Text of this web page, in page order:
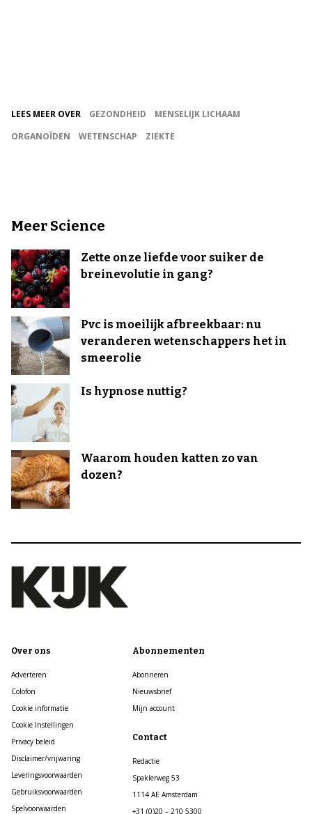
LEES MEER OVER GEZONDHEID
MENSELIJK LICHAAM
ORGANOÏDEN
WETENSCHAP ZIEKTE
Meer Science
Zette onze liefde voor suiker de
breinevolutie in gang?
Pvc is moeilijk afbreekbaar: nu
veranderen wetenschappers het in
smeerolie
Is hypnose nuttig?
Waarom houden katten zo van
dozen?
Over ons
Adverteren
Colofon
Cookie informatie
Cookie Instellingen
Privacy beleid
Disclaimer/vrijwaring
Leveringsvoorwaarden
Gebruiksvoorwaarden
Spelvoorwaarden
Abonnementen
Abonneren
Nieuwsbrief
Mijn account
Contact
Redactie
Spaklerweg 53
1114 AE Amsterdam
+31 (0)20 – 210 5300